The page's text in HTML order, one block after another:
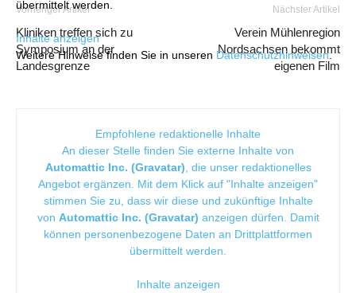
übermittelt werden.
Inhalte anzeigen
Weitere Hinweise finden Sie in unseren Datenschutzhinweisen.
Vorheriger Artikel
Kliniken treffen sich zu
Symposium an der
Landesgrenze
Nächster Artikel
Verein Mühlenregion
Nordsachsen bekommt
eigenen Film
Empfohlene redaktionelle Inhalte
An dieser Stelle finden Sie externe Inhalte von
Automattic Inc. (Gravatar) , die unser redaktionelles
Angebot ergänzen. Mit dem Klick auf "Inhalte anzeigen"
stimmen Sie zu, dass wir diese und zukünftige Inhalte
von Automattic Inc. (Gravatar) anzeigen dürfen. Damit
können personenbezogene Daten an Drittplattformen
übermittelt werden.
Inhalte anzeigen